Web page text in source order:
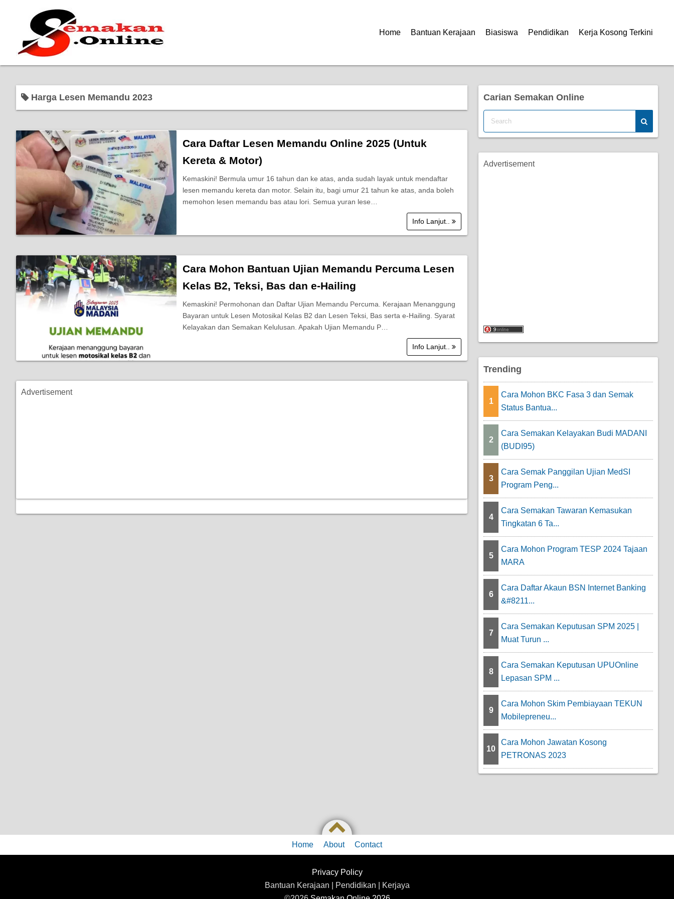
Home Bantuan Kerajaan Biasiswa Pendidikan Kerja Kosong Terkini
Harga Lesen Memandu 2023
Cara Daftar Lesen Memandu Online 2025 (Untuk
Kereta & Motor)
Kemaskini! Bermula umur 16 tahun dan ke atas, anda sudah layak untuk mendaftar
lesen memandu kereta dan motor. Selain itu, bagi umur 21 tahun ke atas, anda boleh
memohon lesen memandu bas atau lori. Semua yuran lese…
Info Lanjut..
Cara Mohon Bantuan Ujian Memandu Percuma Lesen
Kelas B2, Teksi, Bas dan e-Hailing
Kemaskini! Permohonan dan Daftar Ujian Memandu Percuma. Kerajaan Menanggung
Bayaran untuk Lesen Motosikal Kelas B2 dan Lesen Teksi, Bas serta e-Hailing. Syarat
Kelayakan dan Semakan Kelulusan. Apakah Ujian Memandu P…
Info Lanjut..
Advertisement
Carian Semakan Online
Advertisement
Trending
1
Cara Mohon BKC Fasa 3 dan Semak
Status Bantua...
2
Cara Semakan Kelayakan Budi MADANI
(BUDI95)
3
Cara Semak Panggilan Ujian MedSI
Program Peng...
4
Cara Semakan Tawaran Kemasukan
Tingkatan 6 Ta...
5
Cara Mohon Program TESP 2024 Tajaan
MARA
6
Cara Daftar Akaun BSN Internet Banking
&#8211...
7
Cara Semakan Keputusan SPM 2025 |
Muat Turun ...
8
Cara Semakan Keputusan UPUOnline
Lepasan SPM ...
9
Cara Mohon Skim Pembiayaan TEKUN
Mobilepreneu...
10
Cara Mohon Jawatan Kosong
PETRONAS 2023
Home About Contact
Privacy Policy
Bantuan Kerajaan | Pendidikan | Kerjaya